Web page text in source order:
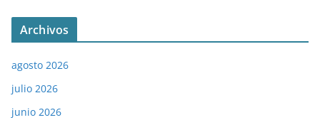
Archivos
agosto 2026
julio 2026
junio 2026